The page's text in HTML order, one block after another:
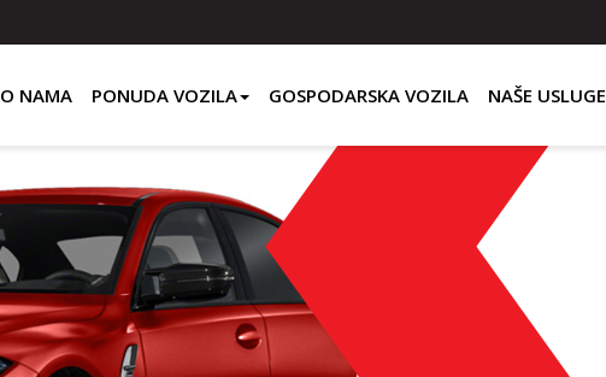
O NAMA PONUDA VOZILA GOSPODARSKA VOZILA NAŠE USLUGE